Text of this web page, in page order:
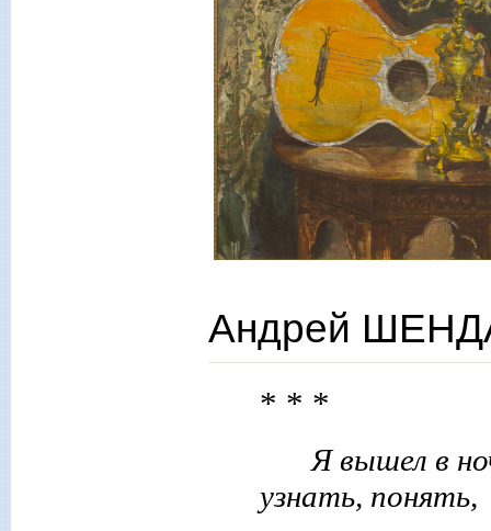
Андрей
* * *
Я вышел в
узнать, понять,